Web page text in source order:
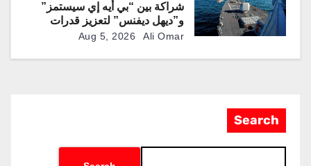
شراكة بين “بي أيه إي سيستمز”
و”ديهل ديفنس” لتعزيز قدرات
المدفع البحري “Mk 45” بذخائرAug 5, 2026 Ali Omar
Search